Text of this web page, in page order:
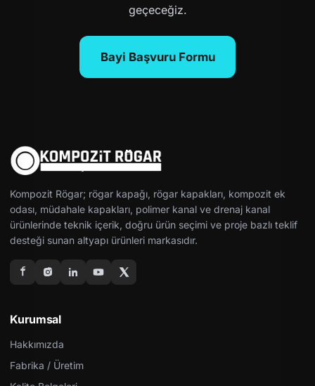
geçeceğiz.
Bayi Başvuru Formu
Kompozit Rögar; rögar kapağı, rögar kapakları, kompozit ek
odası, müdahale kapakları, polimer kanal ve drenaj kanal
ürünlerinde teknik içerik, doğru ürün seçimi ve proje bazlı teklif
desteği sunan altyapı ürünleri markasıdır.
Kurumsal
Hakkımızda
Fabrika / Üretim